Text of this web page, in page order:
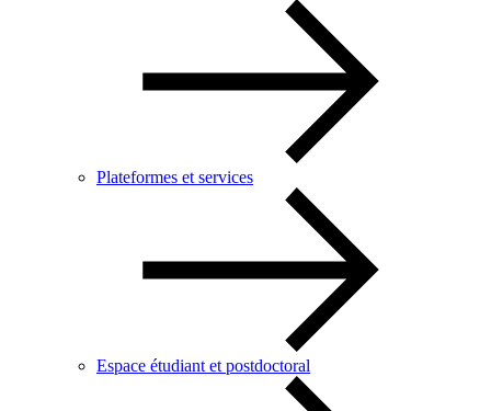
Plateformes et services
Espace étudiant et postdoctoral